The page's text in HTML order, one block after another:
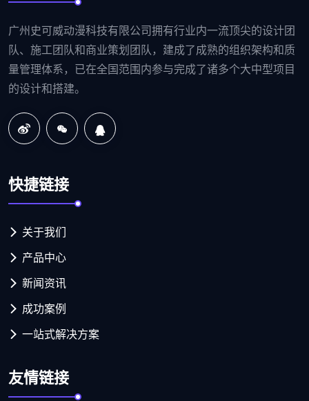
广州史可威动漫科技有限公司拥有行业内一流顶尖的设计团
队、施工团队和商业策划团队，建成了成熟的组织架构和质
量管理体系，已在全国范围内参与完成了诸多个大中型项目
的设计和搭建。
快捷链接
关于我们
产品中心
新闻资讯
成功案例
一站式解决方案
友情链接